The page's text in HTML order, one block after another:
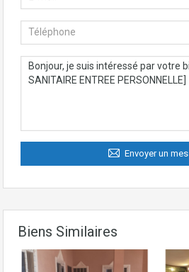
Envoyer un
Biens Similaires